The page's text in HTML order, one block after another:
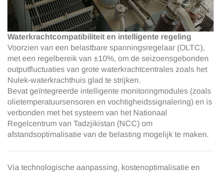
Waterkrachtcompatibiliteit en intelligente regeling
Voorzien van een belastbare spanningsregelaar (OLTC),
met een regelbereik van ±10%, om de seizoensgebonden
outputfluctuaties van grote waterkrachtcentrales zoals het
Nulek-waterkrachthuis glad te strijken.
Bevat geïntegreerde intelligente monitoringmodules (zoals
olietemperatuursensoren en vochtigheidssignalering) en is
verbonden met het systeem van het Nationaal
Regelcentrum van Tadzjikistan (NCC) om
afstandsoptimalisatie van de belasting mogelijk te maken.
Via technologische aanpassing, kostenoptimalisatie en